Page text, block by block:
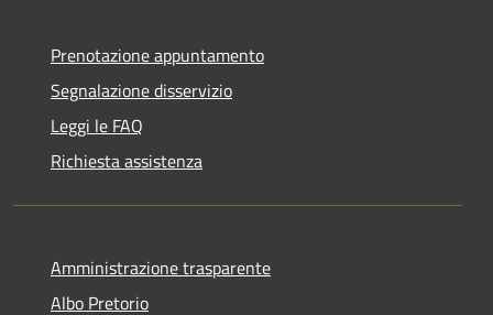
Prenotazione appuntamento
Segnalazione disservizio
Leggi le FAQ
Richiesta assistenza
Amministrazione trasparente
Albo Pretorio